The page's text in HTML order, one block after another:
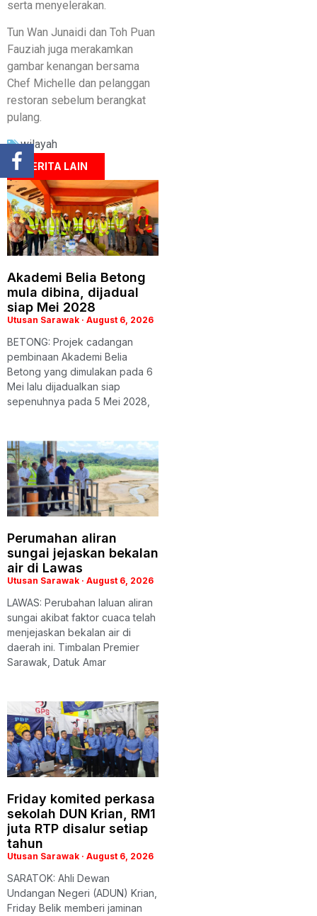
serta menyelerakan.
Tun Wan Junaidi dan Toh Puan
Fauziah juga merakamkan
gambar kenangan bersama
Chef Michelle dan pelanggan
restoran sebelum berangkat
pulang.
wilayah
BERITA LAIN
Akademi Belia Betong
mula dibina, dijadual
siap Mei 2028
Utusan Sarawak August 6, 2026
BETONG: Projek cadangan
pembinaan Akademi Belia
Betong yang dimulakan pada 6
Mei lalu dijadualkan siap
sepenuhnya pada 5 Mei 2028,
Perumahan aliran
sungai jejaskan bekalan
air di Lawas
Utusan Sarawak August 6, 2026
LAWAS: Perubahan laluan aliran
sungai akibat faktor cuaca telah
menjejaskan bekalan air di
daerah ini. Timbalan Premier
Sarawak, Datuk Amar
Friday komited perkasa
sekolah DUN Krian, RM1
juta RTP disalur setiap
tahun
Utusan Sarawak August 6, 2026
SARATOK: Ahli Dewan
Undangan Negeri (ADUN) Krian,
Friday Belik memberi jaminan